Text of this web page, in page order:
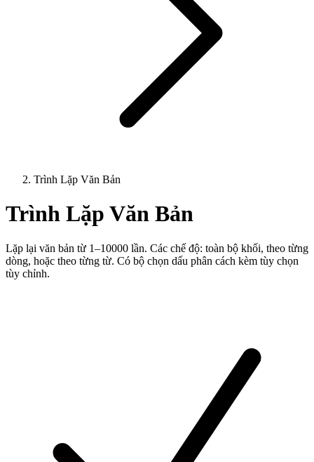
Trình Lặp Văn Bản
Trình Lặp Văn Bản
Lặp lại văn bản từ 1–10000 lần. Các chế độ: toàn bộ khối, theo từng
dòng, hoặc theo từng từ. Có bộ chọn dấu phân cách kèm tùy chọn
tùy chỉnh.